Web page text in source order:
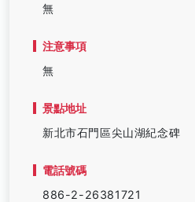
無
注意事項
無
景點地址
新北市石門區尖山湖紀念碑
電話號碼
886-2-26381721